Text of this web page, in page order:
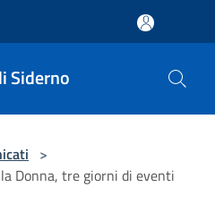
Siderno
>
Donna, tre giorni di eventi